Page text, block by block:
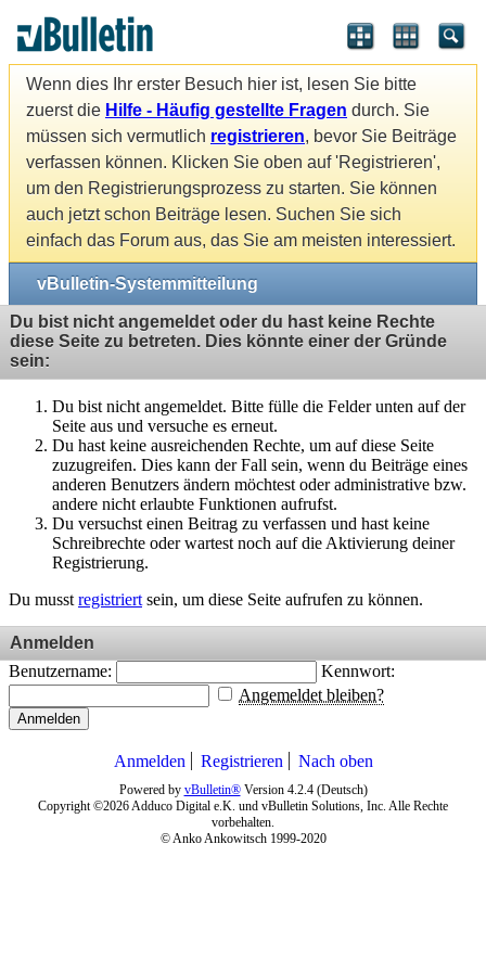
Wenn dies Ihr erster Besuch hier ist, lesen Sie bitte
zuerst die Hilfe - Häufig gestellte Fragen durch. Sie
müssen sich vermutlich registrieren, bevor Sie Beiträge
verfassen können. Klicken Sie oben auf 'Registrieren',
um den Registrierungsprozess zu starten. Sie können
auch jetzt schon Beiträge lesen. Suchen Sie sich
einfach das Forum aus, das Sie am meisten interessiert.
vBulletin-Systemmitteilung
Du bist nicht angemeldet oder du hast keine Rechte
diese Seite zu betreten. Dies könnte einer der Gründe
sein:
Du bist nicht angemeldet. Bitte fülle die Felder unten auf der
Seite aus und versuche es erneut.
Du hast keine ausreichenden Rechte, um auf diese Seite
zuzugreifen. Dies kann der Fall sein, wenn du Beiträge eines
anderen Benutzers ändern möchtest oder administrative bzw.
andere nicht erlaubte Funktionen aufrufst.
Du versuchst einen Beitrag zu verfassen und hast keine
Schreibrechte oder wartest noch auf die Aktivierung deiner
Registrierung.
Du musst registriert sein, um diese Seite aufrufen zu können.
Anmelden
Benutzername:
Kennwort:
Angemeldet bleiben?
Anmelden
Anmelden Registrieren Nach oben
Powered by vBulletin®Version 4.2.4 (Deutsch)
Copyright ©2026 Adduco Digital e.K. und vBulletin Solutions, Inc. Alle Rechte
vorbehalten.
© Anko Ankowitsch 1999-2020